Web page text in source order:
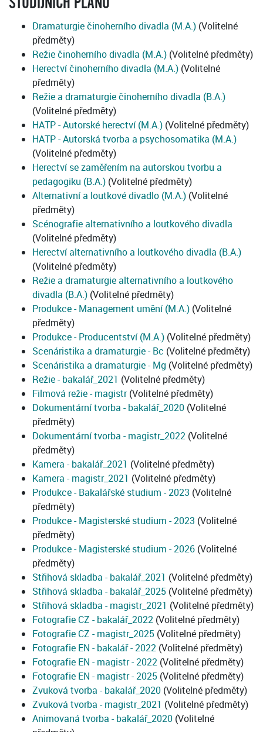
Dramaturgie činoherního divadla (M.A.) (Volitelné
předměty)
Režie činoherního divadla (M.A.) (Volitelné předměty)
Herectví činoherního divadla (M.A.) (Volitelné
předměty)
Režie a dramaturgie činoherního divadla (B.A.)
(Volitelné předměty)
HATP - Autorské herectví (M.A.) (Volitelné předměty)
HATP - Autorská tvorba a psychosomatika (M.A.)
(Volitelné předměty)
Herectví se zaměřením na autorskou tvorbu a
pedagogiku (B.A.) (Volitelné předměty)
Alternativní a loutkové divadlo (M.A.) (Volitelné
předměty)
Scénografie alternativního a loutkového divadla
(Volitelné předměty)
Herectví alternativního a loutkového divadla (B.A.)
(Volitelné předměty)
Režie a dramaturgie alternativního a loutkového
divadla (B.A.) (Volitelné předměty)
Produkce - Management umění (M.A.) (Volitelné
předměty)
Produkce - Producentství (M.A.) (Volitelné předměty)
Scenáristika a dramaturgie - Bc (Volitelné předměty)
Scenáristika a dramaturgie - Mg (Volitelné předměty)
Režie - bakalář_2021 (Volitelné předměty)
Filmová režie - magistr(Volitelné předměty)
Dokumentární tvorba - bakalář_2020 (Volitelné
předměty)
Dokumentární tvorba - magistr_2022 (Volitelné
předměty)
Kamera - bakalář_2021 (Volitelné předměty)
Kamera - magistr_2021 (Volitelné předměty)
Produkce - Bakalářské studium - 2023 (Volitelné
předměty)
Produkce - Magisterské studium - 2023 (Volitelné
předměty)
Produkce - Magisterské studium - 2026 (Volitelné
předměty)
Střihová skladba - bakalář_2021 (Volitelné předměty)
Střihová skladba - bakalář_2025 (Volitelné předměty)
Střihová skladba - magistr_2021 (Volitelné předměty)
Fotografie CZ - bakalář_2022 (Volitelné předměty)
Fotografie CZ - magistr_2025 (Volitelné předměty)
Fotografie EN - bakalář - 2022 (Volitelné předměty)
Fotografie EN - magistr - 2022 (Volitelné předměty)
Fotografie EN - magistr - 2025 (Volitelné předměty)
Zvuková tvorba - bakalář_2020 (Volitelné předměty)
Zvuková tvorba - magistr_2021 (Volitelné předměty)
Animovaná tvorba - bakalář_2020 (Volitelné